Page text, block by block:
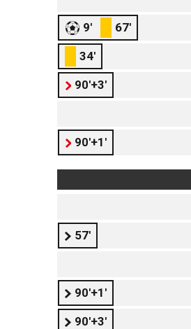
9' 67'
34'
90'+3'
90'+1'
57'
90'+1'
90'+3'